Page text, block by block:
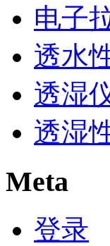
电子
透水
透湿
透湿
Meta
登录